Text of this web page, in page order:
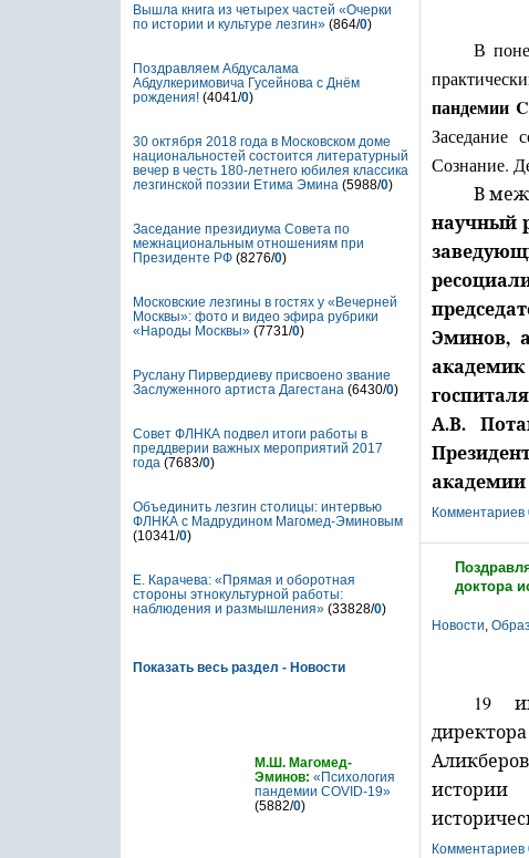
В
пандемии
Заседание
Сознание.
В
научный
Эминов,
А.В.
академии
Комментариев
доктора
Новости,
19
директора
истории
Комментариев
Вышла книга из четырех частей «Очерки
по истории и культуре лезгин» (864/0)
Поздравляем Абдусалама
Абдулкеримовича Гусейнова с Днём
рождения! (4041/0)
30 октября 2018 года в Московском доме
национальностей состоится литературный
вечер в честь 180-летнего юбилея классика
лезгинской поэзии Етима Эмина (5988/0)
Заседание президиума Совета по
межнациональным отношениям при
Президенте РФ (8276/0)
Московские лезгины в гостях у «Вечерней
Москвы»: фото и видео эфира рубрики
«Народы Москвы» (7731/0)
Руслану Пирвердиеву присвоено звание
Заслуженного артиста Дагестана (6430/0)
Совет ФЛНКА подвел итоги работы в
преддверии важных мероприятий 2017
года (7683/0)
Объединить лезгин столицы: интервью
ФЛНКА с Мадрудином Магомед-Эминовым
(10341/0)
Е. Карачева: «Прямая и оборотная
стороны этнокультурной работы:
наблюдения и размышления» (33828/0)
Показать весь раздел - Новости
М.Ш. Магомед-
Эминов: «Психология
пандемии COVID-19»
(5882/0)